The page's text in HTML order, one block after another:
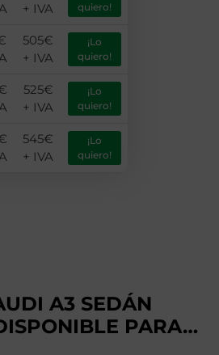
+ IVA
quiero!
505€
+ IVA
¡Lo
quiero!
525€
+ IVA
¡Lo
quiero!
545€
+ IVA
¡Lo
quiero!
A3 SEDÁN
PARA…